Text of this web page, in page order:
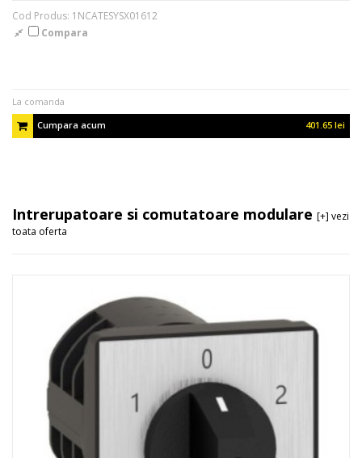
Cod Produs: 1NCATESYSX01612
Compara
La comanda
Cumpara acum
401.65 lei
Intrerupatoare si comutatoare modulare [+] vezi
toata oferta